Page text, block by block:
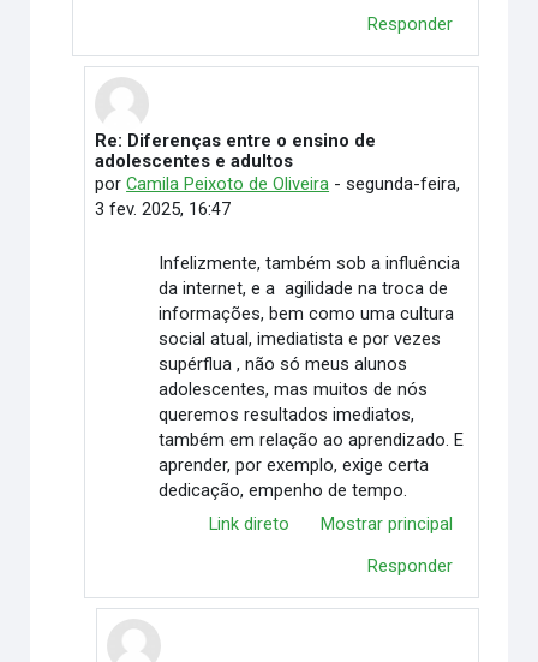
Responder
Em resposta à Camilla Gandine Gonçalves
Re: Diferenças entre o ensino de
adolescentes e adultos
porCamila Peixoto de Oliveira -segunda-feira,
3 fev. 2025, 16:47
Infelizmente, também sob a influência
da internet, e a agilidade na troca de
informações, bem como uma cultura
social atual, imediatista e por vezes
supérflua , não só meus alunos
adolescentes, mas muitos de nós
queremos resultados imediatos,
também em relação ao aprendizado. E
aprender, por exemplo, exige certa
dedicação, empenho de tempo.
Link direto
Mostrar principal
Responder